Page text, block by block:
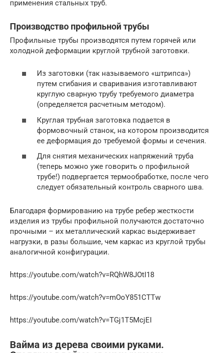
применения стальных труб.
Производство профильной трубы
Профильные трубы производятся путем горячей или
холодной деформации круглой трубной заготовки.
Из заготовки (так называемого «штрипса»)
путем сгибания и сваривания изготавливают
круглую сварную трубу требуемого диаметра
(определяется расчетным методом).
Круглая трубная заготовка подается в
формовочный станок, на котором производится
ее деформация до требуемой формы и сечения.
Для снятия механических напряжений труба
(теперь можно уже говорить о профильной
трубе!) подвергается термообработке, после чего
следует обязательный контроль сварного шва.
Благодаря формированию на трубе ребер жесткости
изделия из трубы профильной получаются достаточно
прочными – их металлический каркас выдерживает
нагрузки, в разы большие, чем каркас из круглой трубы
аналогичной конфигурации.
https://youtube.com/watch?v=RQhW8JOtI18
https://youtube.com/watch?v=mOoY851CTTw
https://youtube.com/watch?v=TGj1T5McjEI
Вайма из дерева своими руками.